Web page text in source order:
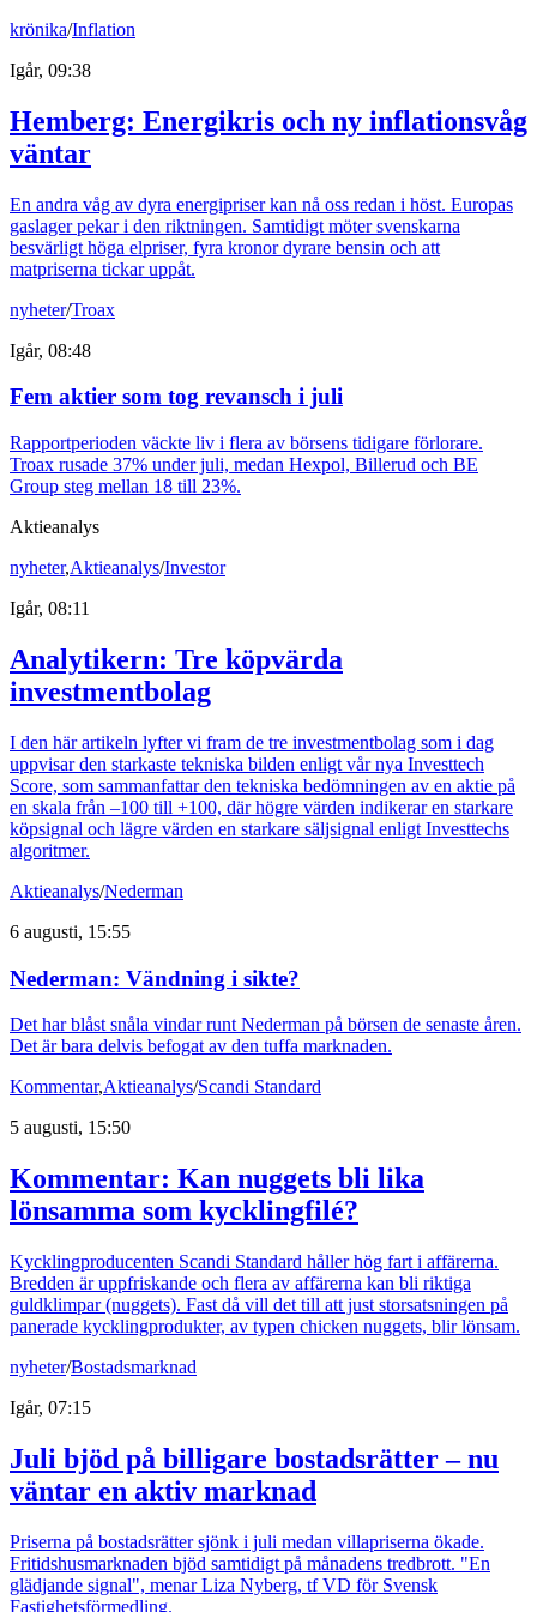
krönika/Inflation
Igår, 09:38
Hemberg: Energikris och ny inflationsvåg
väntar
En andra våg av dyra energipriser kan nå oss redan i höst. Europas
gaslager pekar i den riktningen. Samtidigt möter svenskarna
besvärligt höga elpriser, fyra kronor dyrare bensin och att
matpriserna tickar uppåt.
nyheter/Troax
Igår, 08:48
Fem aktier som tog revansch i juli
Rapportperioden väckte liv i flera av börsens tidigare förlorare.
Troax rusade 37% under juli, medan Hexpol, Billerud och BE
Group steg mellan 18 till 23%.
Aktieanalys
nyheter,Aktieanalys/Investor
Igår, 08:11
Analytikern: Tre köpvärda
investmentbolag
I den här artikeln lyfter vi fram de tre investmentbolag som i dag
uppvisar den starkaste tekniska bilden enligt vår nya Investtech
Score, som sammanfattar den tekniska bedömningen av en aktie på
en skala från –100 till +100, där högre värden indikerar en starkare
köpsignal och lägre värden en starkare säljsignal enligt Investtechs
algoritmer.
Aktieanalys/Nederman
6 augusti, 15:55
Nederman: Vändning i sikte?
Det har blåst snåla vindar runt Nederman på börsen de senaste åren.
Det är bara delvis befogat av den tuffa marknaden.
Kommentar,Aktieanalys/Scandi Standard
5 augusti, 15:50
Kommentar: Kan nuggets bli lika
lönsamma som kycklingfilé?
Kycklingproducenten Scandi Standard håller hög fart i affärerna.
Bredden är uppfriskande och flera av affärerna kan bli riktiga
guldklimpar (nuggets). Fast då vill det till att just storsatsningen på
panerade kycklingprodukter, av typen chicken nuggets, blir lönsam.
nyheter/Bostadsmarknad
Igår, 07:15
Juli bjöd på billigare bostadsrätter – nu
väntar en aktiv marknad
Priserna på bostadsrätter sjönk i juli medan villapriserna ökade.
Fritidshusmarknaden bjöd samtidigt på månadens tredbrott. "En
glädjande signal", menar Liza Nyberg, tf VD för Svensk
Fastighetsförmedling.